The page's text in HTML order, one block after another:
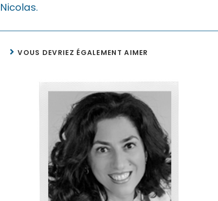
Nicolas.
VOUS DEVRIEZ ÉGALEMENT AIMER